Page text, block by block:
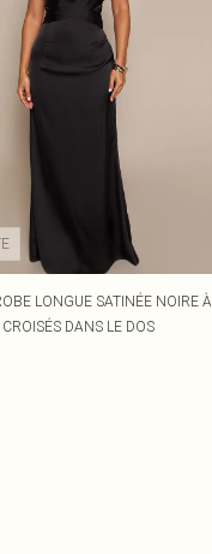
LONGUE SATINÉE NOIRE À
DANS LE DOS